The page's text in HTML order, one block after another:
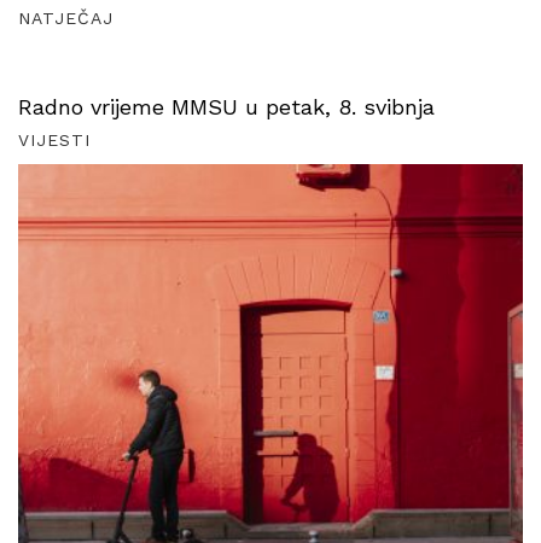
NATJEČAJ
Radno vrijeme MMSU u petak, 8. svibnja
VIJESTI